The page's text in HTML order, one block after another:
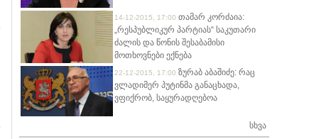
14-12-2015, 17:00 თამარ კორძაია:
„რესპუბლიკურ პარტიას“ საკუთარი
ძალის და წონის შესაბამისი
მოთხოვნები ექნება
22-12-2015, 17:00 ზურაბ აბაშიძე: რაც
ვლადიმერ პუტინმა განაცხადა,
ვფიქრობ, საყურადღებოა
სხვა